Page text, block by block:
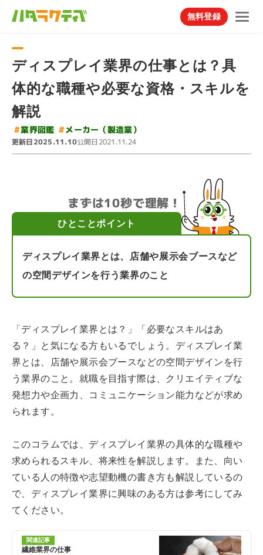
無料登録
ディスプレイ業界の仕事とは？具
体的な職種や必要な資格・スキルを
解説
#業界図鑑 #メーカー（製造業）
更新日2025.11.10公開日2021.11.24
まずは10秒で理解！
ひとことポイント
ディスプレイ業界とは、店舗や展示会ブースなど
の空間デザインを行う業界のこと
「ディスプレイ業界とは？」「必要なスキルはあ
る？」と気になる方もいるでしょう。ディスプレイ業
界とは、店舗や展示会ブースなどの空間デザインを行
う業界のこと。就職を目指す際は、クリエイティブな
発想力や企画力、コミュニケーション能力などが求め
られます。
このコラムでは、ディスプレイ業界の具体的な職種や
求められるスキル、将来性を解説します。また、向い
ている人の特徴や志望動機の書き方も解説しているの
で、ディスプレイ業界に興味のある方は参考にしてみ
てください。
関連記事
繊維業界の仕事